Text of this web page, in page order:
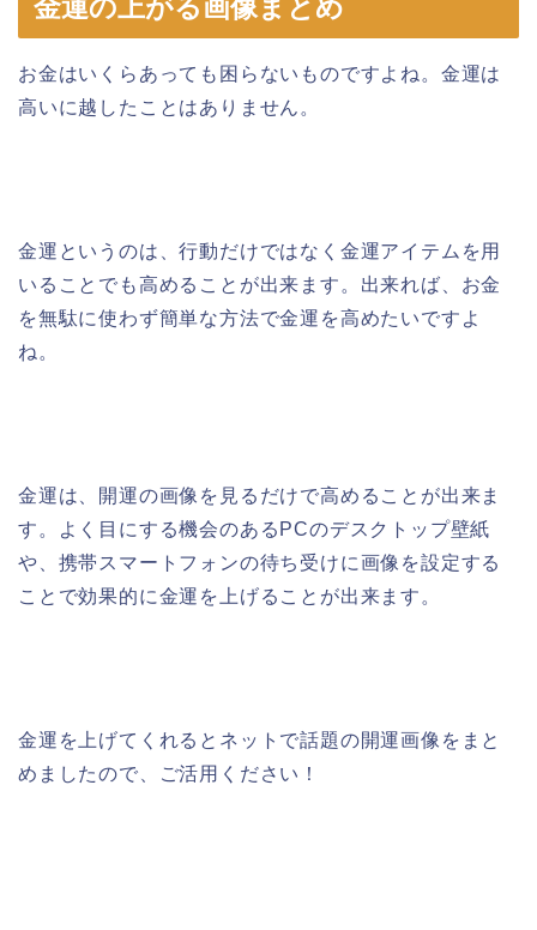
金運の上がる画像まとめ
お金はいくらあっても困らないものですよね。金運は
高いに越したことはありません。
金運というのは、行動だけではなく金運アイテムを用
いることでも高めることが出来ます。出来れば、お金
を無駄に使わず簡単な方法で金運を高めたいですよ
ね。
金運は、開運の画像を見るだけで高めることが出来ま
す。よく目にする機会のあるPCのデスクトップ壁紙
や、携帯スマートフォンの待ち受けに画像を設定する
ことで効果的に金運を上げることが出来ます。
金運を上げてくれるとネットで話題の開運画像をまと
めましたので、ご活用ください！